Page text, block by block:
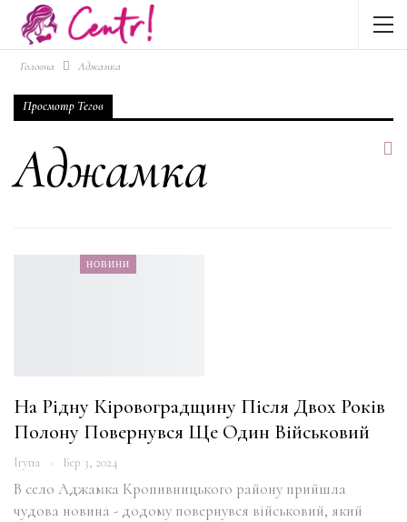
Головна Аджамка
Просмотр Тегов
Аджамка
НОВИНИ
На Рідну Кіровоградщину Після Двох Років
Полону Повернувся Ще Один Військовий
Iryna Бер 3, 2024
В село Аджамка Кропивницького району прийшла
чудова новина - додому повернувся військовий, який